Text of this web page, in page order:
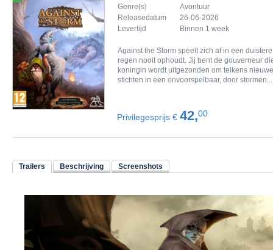
Genre(s)
Avontuur
Releasedatum
26-06-2026
Levertijd
Binnen 1 week
Against the Storm speelt zich af in een
regen nooit ophoudt. Jij bent de gouverneur
koningin wordt uitgezonden om telkens
stichten in een onvoorspelbaar, door stormen...
Privilegesprijs € 42,00
Trailers Beschrijving Screenshots